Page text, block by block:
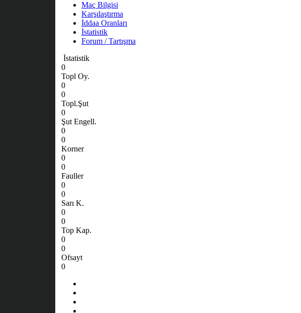
Maç Bilgisi
Karşılaştırma
İddaa Oranları
İstatistik
Forum / Tartışma
İstatistik
0
Topl Oy.
0
0
Topl.Şut
0
Şut Engell.
0
0
Korner
0
0
Fauller
0
0
Sarı K.
0
0
Top Kap.
0
0
Ofsayt
0